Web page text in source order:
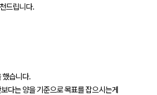
드립니다.
했습니다.
다는 양을 기준으로 목표를 잡으시는게